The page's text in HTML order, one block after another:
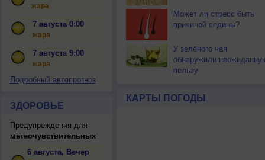
жара
7 августа 0:00
жара
7 августа 9:00
жара
Подробный автопрогноз
ЗДОРОВЬЕ
Предупреждения для
метеочувствительных
6 августа, Вечер
Может ли стресс быть
причиной седины?
У зелёного чая
обнаружили
пользу
КАРТЫ ПОГОДЫ